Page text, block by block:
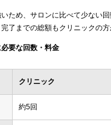
ため、サロンに比べて少ない回
了までの総額もクリニックの
要な回数・料金
クリニック
約5回